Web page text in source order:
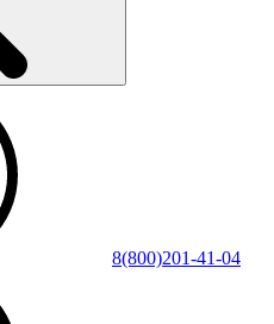
8(800)201-41-04